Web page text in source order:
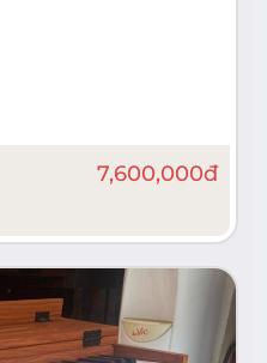
7,600,000đ